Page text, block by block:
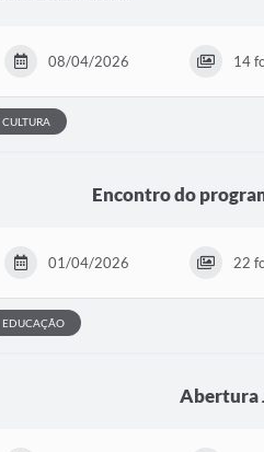
08/04/2026 14
CULTURA
Encontro do
01/04/2026 22
EDUCAÇÃO
Abertura